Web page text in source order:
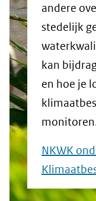
andere
stedelijk
kan
en hoe je
NKWK